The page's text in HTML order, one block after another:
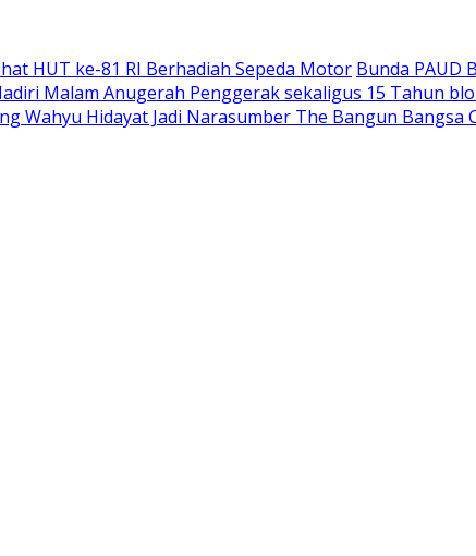
HUT ke-81 RI Berhadiah Sepeda Motor Bunda PAUD
Malam Anugerah Penggerak sekaligus 15 Tahun
Wahyu Hidayat Jadi Narasumber The Bangun Bangsa